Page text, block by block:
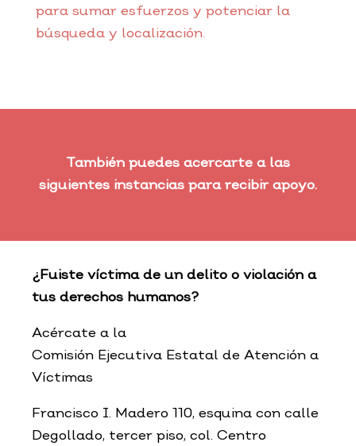
para sumar esfuerzos y potenciar la
búsqueda y localización.
También puedes acercarte a las
siguientes instancias para recibir apoyo.
¿Fuiste víctima de un delito o violación a
tus derechos humanos?
Acércate a la
Comisión Ejecutiva Estatal de Atención a
Víctimas
Francisco I. Madero 110, esquina con calle
Degollado, tercer piso, col. Centro